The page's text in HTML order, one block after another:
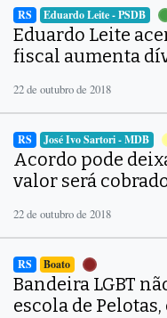
RS Eduardo Leite - PSDB
Eduardo Leite
fiscal aumenta
22 de outubro de 2018
RS José Ivo Sartori - MDB
Acordo pode
valor será
22 de outubro de 2018
RS Boato
Bandeira LGBT
escola de